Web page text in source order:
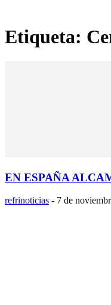
Etiqueta:
EN ESPAÑA
refrinoticias - 7 de